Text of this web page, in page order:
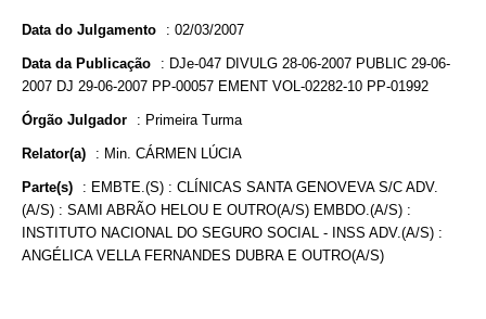
Data do Julgamento : 02/03/2007
Data da Publicação : DJe-047 DIVULG 28-06-2007 PUBLIC 29-06-
2007 DJ 29-06-2007 PP-00057 EMENT VOL-02282-10 PP-01992
Órgão Julgador : Primeira Turma
Relator(a) : Min. CÁRMEN LÚCIA
Parte(s) : EMBTE.(S) : CLÍNICAS SANTA GENOVEVA S/C ADV.
(A/S) : SAMI ABRÃO HELOU E OUTRO(A/S) EMBDO.(A/S) :
INSTITUTO NACIONAL DO SEGURO SOCIAL - INSS ADV.(A/S) :
ANGÉLICA VELLA FERNANDES DUBRA E OUTRO(A/S)